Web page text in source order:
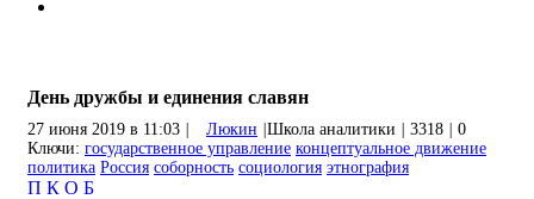
День дружбы и единения славян
27 июня 2019 в 11:03 Люкин Школа аналитики 3318
0
Ключи: государственное управление концептуальное движение
политика Россия соборность социология этнография
П К О Б